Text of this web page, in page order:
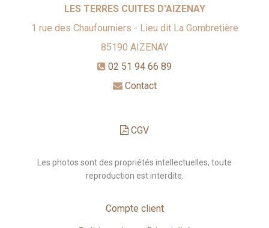
LES TERRES CUITES D'AIZENAY
1 rue des Chaufourniers - Lieu dit La Gombretière
85190 AIZENAY
02 51 94 66 89
Contact
CGV
Les photos sont des propriétés intellectuelles, toute
reproduction est interdite.
Compte client